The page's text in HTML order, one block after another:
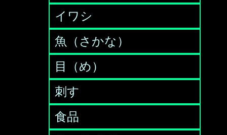
イワシ
魚（さかな）
目（め）
刺す
食品